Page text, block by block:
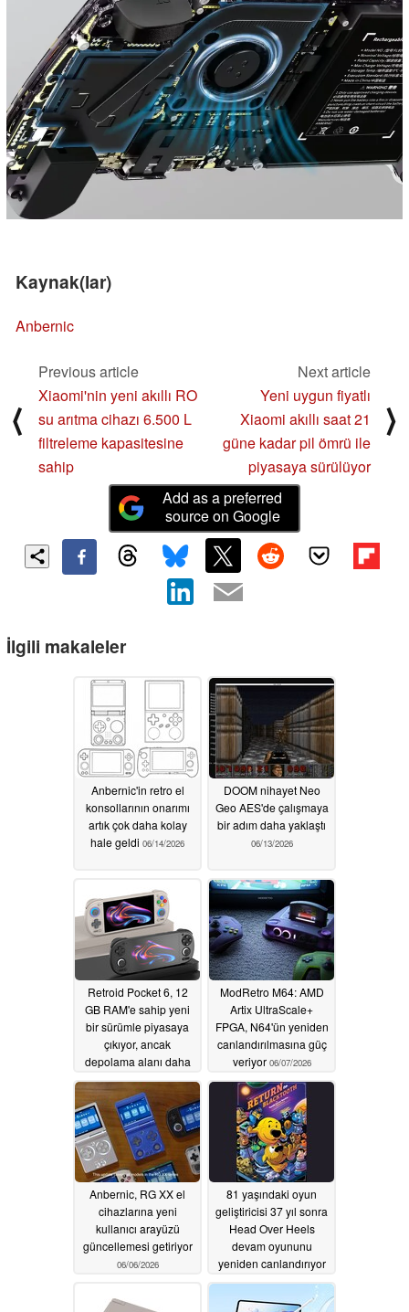
Kaynak(lar)
Anbernic
⟨
Previous article
Xiaomi'nin yeni akıllı RO
su arıtma cihazı 6.500 L
filtreleme kapasitesine
sahip
Next article
Yeni uygun fiyatlı
Xiaomi akıllı saat 21
güne kadar pil ömrü ile
piyasaya sürülüyor
⟩
Add as a preferred
source on Google
İlgili makaleler
Anbernic'in retro el
konsollarının onarımı
artık çok daha kolay
hale geldi 06/14/2026
DOOM nihayet Neo
Geo AES'de çalışmaya
bir adım daha yaklaştı
06/13/2026
Retroid Pocket 6, 12
GB RAM'e sahip yeni
bir sürümle piyasaya
çıkıyor, ancak
depolama alanı daha
az06/13/2026
ModRetro M64: AMD
Artix UltraScale+
FPGA, N64'ün yeniden
canlandırılmasına güç
veriyor 06/07/2026
Anbernic, RG XX el
cihazlarına yeni
kullanıcı arayüzü
güncellemesi getiriyor
06/06/2026
81 yaşındaki oyun
geliştiricisi 37 yıl sonra
Head Over Heels
devam oyununu
yeniden canlandırıyor
06/01/2026